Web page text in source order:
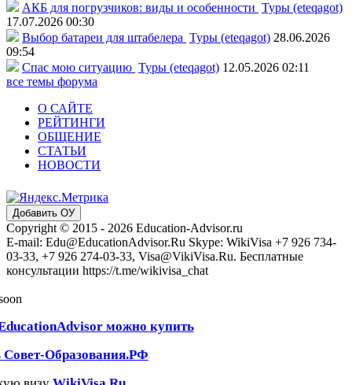
АКБ для погрузчиков: виды и особенности Туры (eteqagot)
17.07.2026 00:30
Выбор батареи для штабелера Туры (eteqagot) 28.06.2026
09:54
Спас мою ситуацию Туры (eteqagot) 12.05.2026 02:11
все темы форума
О САЙТЕ
РЕЙТИНГИ
ОБЩЕНИЕ
СТАТЬИ
НОВОСТИ
Добавить ОУ
Copyright © 2015 - 2026 Education-Advisor.ru
E-mail: Edu@EducationAdvisor.Ru Skype: WikiVisa +7 926 734-
03-33, +7 926 274-03-33, Visa@VikiVisa.Ru. Бесплатные
консультации https://t.me/wikivisa_chat
можно купить
Совет-Образования.РФ